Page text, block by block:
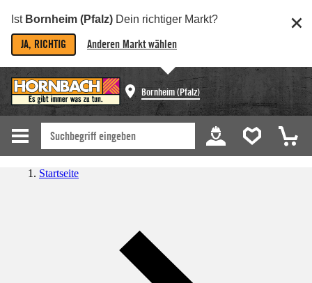
Ist Bornheim (Pfalz) Dein richtiger Markt?
JA, RICHTIG Anderen Markt wählen
Bornheim (Pfalz)
Startseite